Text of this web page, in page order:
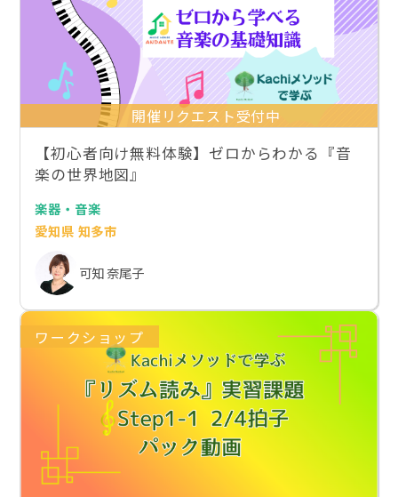
開催リクエスト受付中
【初心者向け無料体験】ゼロからわかる『音
楽の世界地図』
楽器・音楽
愛知県 知多市
可知 奈尾子
ワークショップ